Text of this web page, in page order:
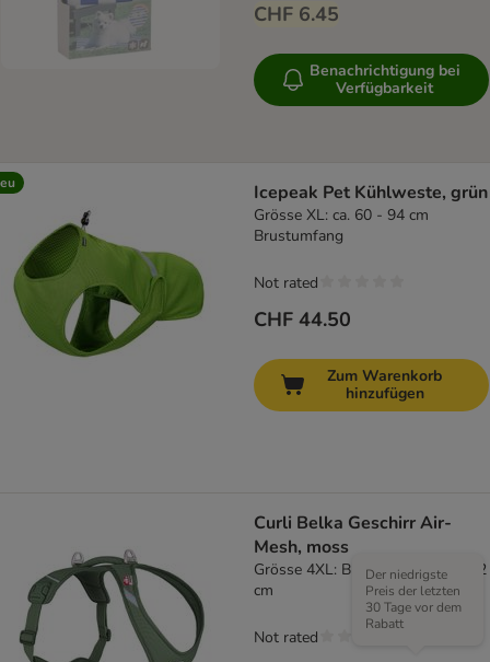
CHF 6.45
Benachrichtigung bei
Verfügbarkeit
Icepeak Pet Kühlweste, grün
Grösse XL: ca. 60 - 94 cm
Brustumfang
CHF 44.50
Not rated
Zum Warenkorb
hinzufügen
Curli Belka Geschirr Air-
Mesh, moss
Grösse 4XL: Brustumfang 79 – 92
cm
Der niedrigste
Preis der letzten
30 Tage vor dem
Rabatt
Not rated